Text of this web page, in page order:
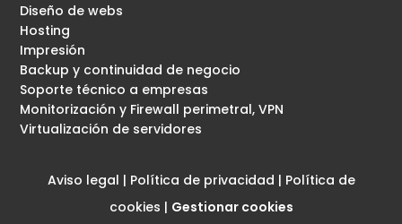
Diseño de webs
Hosting
Impresión
Backup y continuidad de negocio
Soporte técnico a empresas
Monitorización y Firewall perimetral, VPN
Virtualización de servidores
Aviso legal | Política de privacidad | Política de
cookies | Gestionar cookies